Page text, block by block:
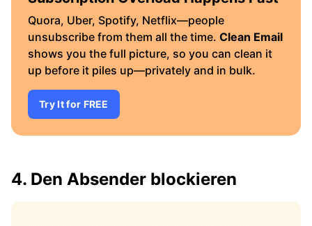
Quora, Uber, Spotify, Netflix—people
unsubscribe from them all the time. Clean Email
shows you the full picture, so you can clean it
up before it piles up—privately and in bulk.
Try It for FREE
4. Den Absender blockieren